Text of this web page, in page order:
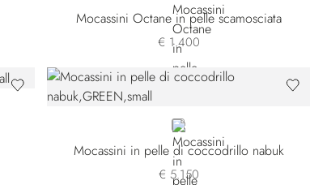
Mocassini Octane in pelle scamosciata
€ 1.400
GREEN
Mocassini in pelle di coccodrillo nabuk
€ 5.150